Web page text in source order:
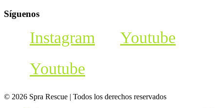
Síguenos
Instagram
Youtube
Youtube
© 2026 Spra Rescue | Todos los derechos reservados